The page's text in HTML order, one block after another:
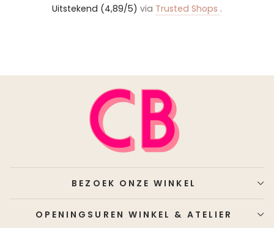
Uitstekend (4,89/5) via Trusted Shops .
BEZOEK ONZE WINKEL
OPENINGSUREN WINKEL & ATELIER